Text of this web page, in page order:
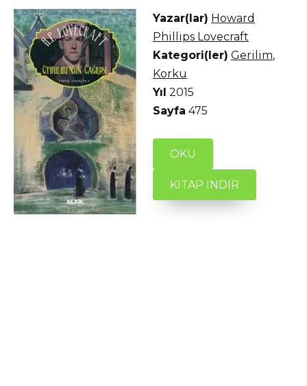
Yazar(lar) Howard
Phillips Lovecraft
Kategori(ler) Gerilim,
Korku
Yıl 2015
Sayfa 475
OKU
KITAP INDIR